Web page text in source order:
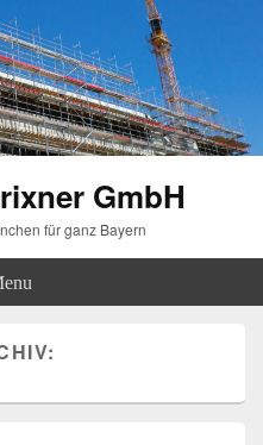
GmbH
für ganz Bayern